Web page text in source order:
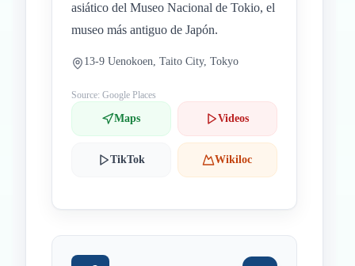
asiático del Museo Nacional de Tokio, el
museo más antiguo de Japón.
13-9 Uenokoen, Taito City, Tokyo
Source: Google Places
Maps Videos
TikTok Wikiloc